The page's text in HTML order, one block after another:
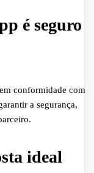
é seguro
conformidade com
a segurança,
ideal